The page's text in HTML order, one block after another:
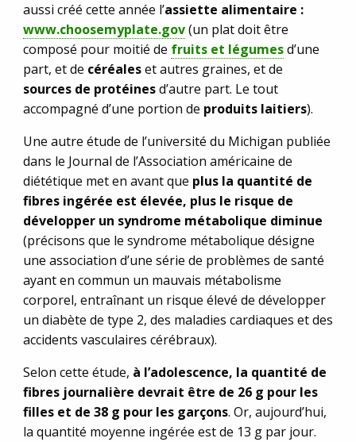
aussi créé cette année l’assiette alimentaire :
www.choosemyplate.gov(un plat doit être
composé pour moitié de fruits et légumesd’une
part, et de céréaleset autres graines, et de
sources de protéinesd’autre part. Le tout
accompagné d’une portion de produits laitiers).
Une autre étude de l’université du Michigan publiée
dans le Journal de l’Association américaine de
diététique met en avant que plus la quantité de
fibres ingérée est élevée, plus le risque de
développer un syndrome métabolique diminue
(précisons que le syndrome métabolique désigne
une association d’une série de problèmes de santé
ayant en commun un mauvais métabolisme
corporel, entraînant un risque élevé de développer
un diabète de type 2, des maladies cardiaques et des
accidents vasculaires cérébraux).
Selon cette étude, à l’adolescence, la quantité de
fibres journalière devrait être de 26 g pour les
filles et de 38 g pour les garçons. Or, aujourd’hui,
la quantité moyenne ingérée est de 13 g par jour.